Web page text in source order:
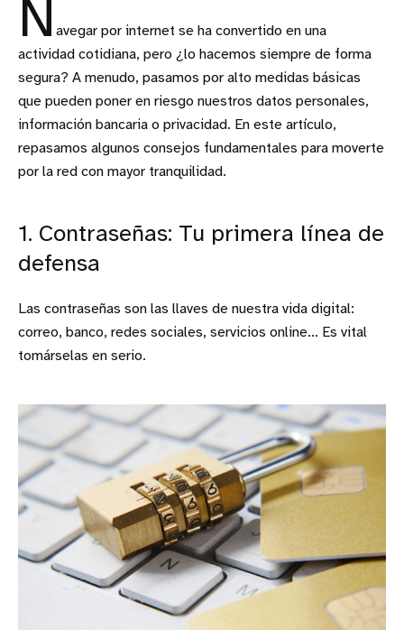
N avegar por internet se ha convertido en una
actividad cotidiana, pero ¿lo hacemos siempre de forma
segura? A menudo, pasamos por alto medidas básicas
que pueden poner en riesgo nuestros datos personales,
información bancaria o privacidad. En este artículo,
repasamos algunos consejos fundamentales para moverte
por la red con mayor tranquilidad.
1. Contraseñas: Tu primera línea de
defensa
Las contraseñas son las llaves de nuestra vida digital:
correo, banco, redes sociales, servicios online... Es vital
tomárselas en serio.